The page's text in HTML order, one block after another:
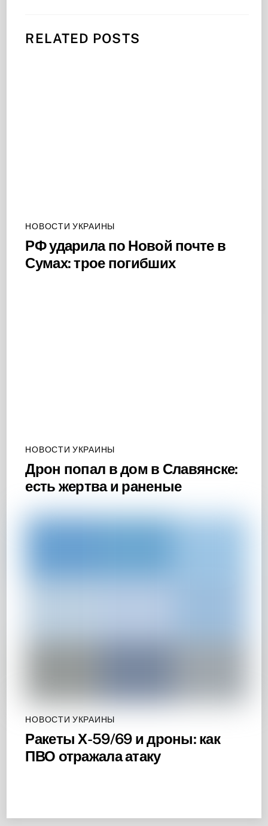
RELATED POSTS
НОВОСТИ УКРАИНЫ
РФ ударила по Новой почте в
Сумах: трое погибших
НОВОСТИ УКРАИНЫ
Дрон попал в дом в Славянске:
есть жертва и раненые
НОВОСТИ УКРАИНЫ
Ракеты Х-59/69 и дроны: как
ПВО отражала атаку